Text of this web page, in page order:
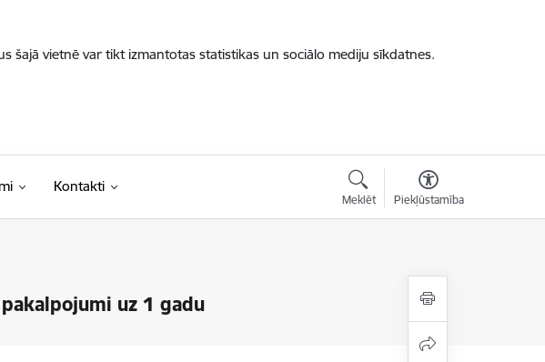
šajā vietnē var tikt izmantotas statistikas un sociālo mediju sīkdatnes.
Kontakti
Meklēt Piekļūstamība
uz 1 gadu